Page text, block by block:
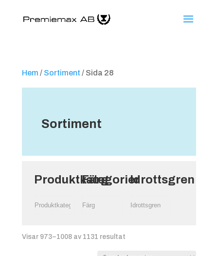
Hem / Sortiment / Sida 28
Sortiment
Produktkategorier
Färg Idrottsgren
Visar 973–1008 av 1131 resultat